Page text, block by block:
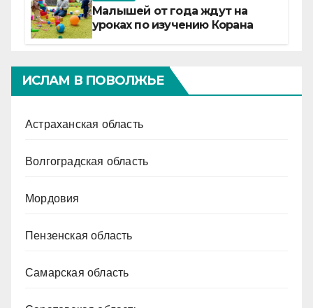
Малышей от года ждут на
уроках по изучению Корана
ИСЛАМ В ПОВОЛЖЬЕ
Астраханская область
Волгоградская область
Мордовия
Пензенская область
Самарская область